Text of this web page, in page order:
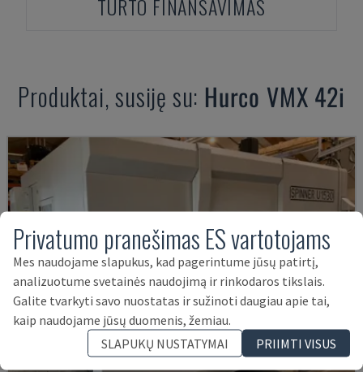
TURTO FINANSAVIMAS
Produktai, susiję su: Hurco VMX 42i
Privatumo pranešimas ES vartotojams
Mes naudojame slapukus, kad pagerintume jūsų patirtį,
analizuotume svetainės naudojimą ir rinkodaros tikslais.
Galite tvarkyti savo nuostatas ir sužinoti daugiau apie tai,
kaip naudojame jūsų duomenis, žemiau.
SLAPUKŲ NUSTATYMAI
PRIIMTI VISUS